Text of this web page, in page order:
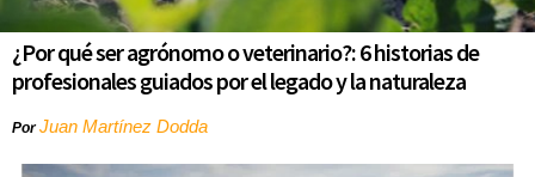
¿Por qué ser agrónomo o veterinario?: 6 historias de
profesionales guiados por el legado y la naturaleza
PorJuan Martínez Dodda